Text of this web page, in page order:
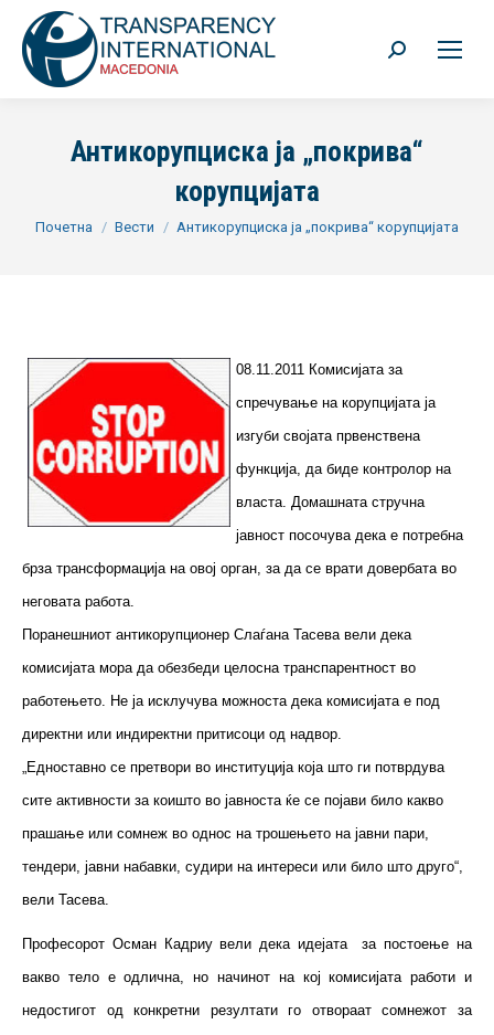
Search:
Антикорупциска ја „покрива“
корупцијата
You are here:
Почетна Вести Антикорупциска ја „покрива“ корупцијата
08.11.2011 Комисијата за
спречување на корупцијата ја
изгуби својата првенствена
функција, да биде контролор на
власта. Домашната стручна
јавност посочува дека е потребна
брза трансформација на овој орган, за да се врати довербата во
неговата работа.
Поранешниот антикорупционер Слаѓана Тасева вели дека
комисијата мора да обезбеди целосна транспарентност во
работењето. Не ја исклучува можноста дека комисијата е под
директни или индиректни притисоци од надвор.
„Едноставно се претвори во институција која што ги потврдува
сите активности за коишто во јавноста ќе се појави било какво
прашање или сомнеж во однос на трошењето на јавни пари,
тендери, јавни набавки, судири на интереси или било што друго“,
вели Тасева.
Професорот Осман Кадриу вели дека идејата за постоење на
вакво тело е одлична, но начинот на кој комисијата работи и
недостигот од конкретни резултати го отвораат сомнежот за